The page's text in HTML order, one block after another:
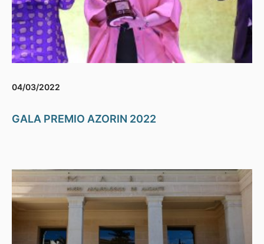
04/03/2022
GALA PREMIO AZORIN 2022